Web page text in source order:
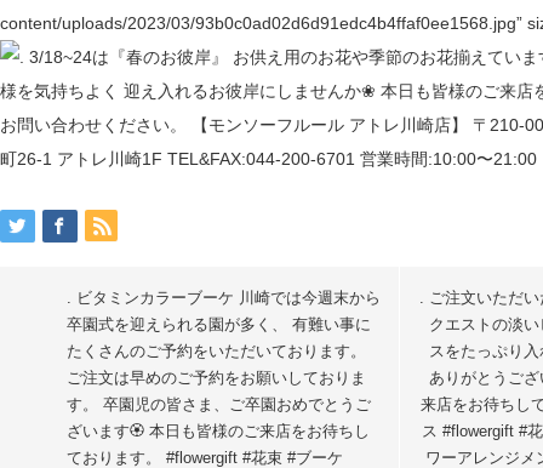
content/uploads/2023/03/93b0c0ad02d6d91edc4b4ffaf0ee1568.jpg”
. ビタミンカラーブーケ 川崎では今週末から
卒園式を迎えられる園が多く、 有難い事に
たくさんのご予約をいただいております。
ご注文は早めのご予約をお願いしておりま
す。 卒園児の皆さま、ご卒園おめでとうご
ざいます🏵️ 本日も皆様のご来店をお待ちし
ております。 #flowergift #花束 #ブーケ
. ご注文いただ
クエストの淡
スをたっぷり
ありがとうご
来店をお待ちし
ス #flowergift #
ワーアレンジメ